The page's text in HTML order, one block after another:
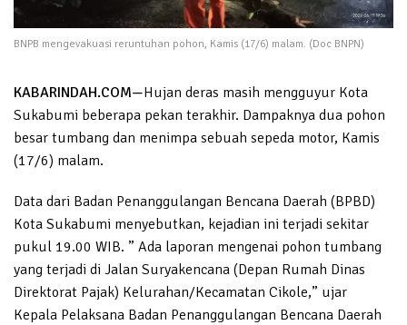
BNPB mengevakuasi reruntuhan pohon, Kamis (17/6) malam. (Doc BNPN)
KABARINDAH.COM—Hujan deras masih mengguyur Kota
Sukabumi beberapa pekan terakhir. Dampaknya dua pohon
besar tumbang dan menimpa sebuah sepeda motor, Kamis
(17/6) malam.
Data dari Badan Penanggulangan Bencana Daerah (BPBD)
Kota Sukabumi menyebutkan, kejadian ini terjadi sekitar
pukul 19.00 WIB. ” Ada laporan mengenai pohon tumbang
yang terjadi di Jalan Suryakencana (Depan Rumah Dinas
Direktorat Pajak) Kelurahan/Kecamatan Cikole,” ujar
Kepala Pelaksana Badan Penanggulangan Bencana Daerah